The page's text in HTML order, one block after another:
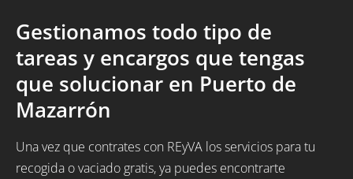
Gestionamos todo tipo de
tareas y encargos que tengas
que solucionar en Puerto de
Mazarrón
Una vez que contrates con REyVA los servicios para tu
recogida o vaciado gratis, ya puedes encontrarte